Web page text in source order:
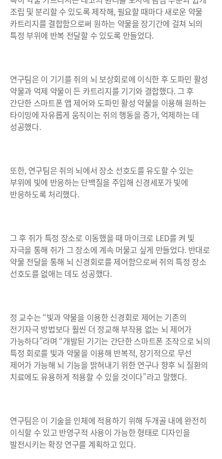
조립 및 분리할 수 있도록 제작해, 필요할 때마다 새로운 약물
카트리지를 결합함으로써 원하는 약물을 장기간에 걸쳐 뇌의
특정 부위에 반복 전달할 수 있도록 만들었다.
연구팀은 이 기기를 쥐의 뇌 보상회로에 이식한 후 도파민 활성
약물과 억제 약물이 든 카트리지를 기기와 결합했다. 그 후
간단한 스마트폰 앱 제어와 도파민 활성 약물을 이용해 원하는
타이밍에 자유롭게 움직이는 쥐의 행동을 증가, 억제하는 데
성공했다.
또한, 연구팀은 쥐의 뇌에서 장소 선호도를 유도할 수 있는
부위에 빛에 반응하는 단백질을 주입해 신경세포가 빛에
반응하도록 처리했다.
그 후 쥐가 특정 장소로 이동했을 때 마이크로 LED를 켜 빛
자극을 통해 쥐가 그 장소에 계속 머물고 싶게 만들었다. 반대로
약물 전달을 통해 뇌 신경회로를 제어함으로써 쥐의 특정 장소
선호도를 없애는 데도 성공했다.
정 교수는 “빛과 약물을 이용한 신경회로 제어는 기존의
전기자극 방법보다 훨씬 더 정교해 부작용 없는 뇌 제어가
가능하다”라며 “개발된 기기는 간단한 스마트폰 조작으로 뇌의
특정 회로를 빛과 약물을 이용해 반복적, 장기적으로 무선
제어가 가능해 뇌 기능을 밝혀내기 위한 연구나 향후 뇌 질환의
치료에도 유용하게 적용할 수 있을 것이다”라고 말했다.
연구팀은 이 기술을 인체에 적용하기 위해 두개골 내에 완전히
이식할 수 있고 반영구적 사용이 가능한 형태로 디자인을
발전시키는 확장 연구를 계획하고 있다.